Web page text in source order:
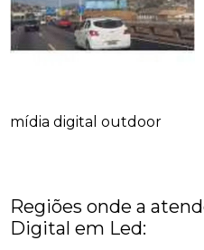
mídia digital outdoor
Regiões onde a
Digital em Led: